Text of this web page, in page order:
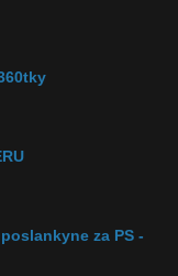
za PS -